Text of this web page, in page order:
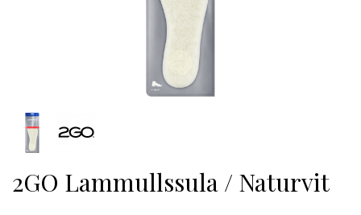
2GO Lammullssula / Naturvit